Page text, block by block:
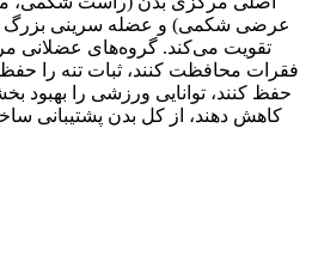
عرضی شکمی) و عضله سرینی بزرگ
تقویت می‌کند. گروه‌های عضلانی
فقرات محافظت کنند، ثبات تنه را
حفظ کنند، توانایی ورزشی را بهبود
کاهش دهند، از کل بدن پشتیبانی